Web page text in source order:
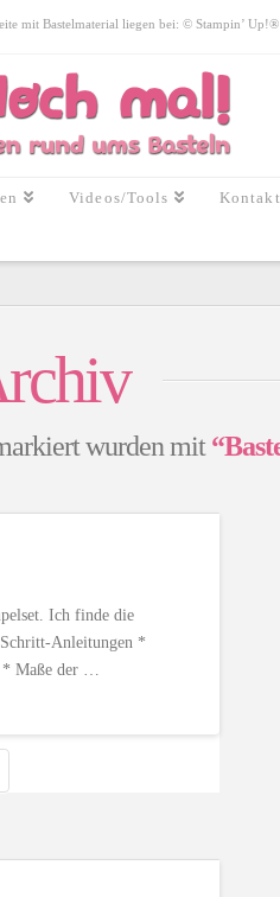
mit Bastelmaterial liegen bei: © Stampin’ Up!®
Videos/Tools
wurden mit
Ich finde die
Anleitungen *
Maße der …